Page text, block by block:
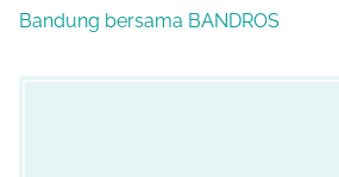
Bandung bersama BANDROS